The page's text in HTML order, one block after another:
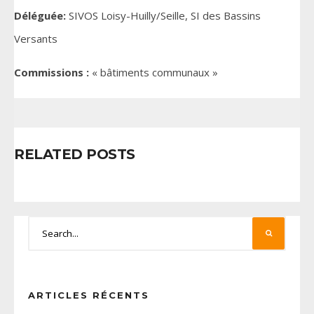
Déléguée: SIVOS Loisy-Huilly/Seille, SI des Bassins
Versants
Commissions : « bâtiments communaux »
RELATED POSTS
ARTICLES RÉCENTS